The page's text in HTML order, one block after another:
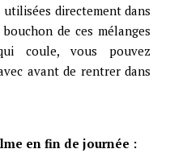
directement dans
de ces mélanges
coule, vous pouvez
avant de rentrer dans
en fin de journée :